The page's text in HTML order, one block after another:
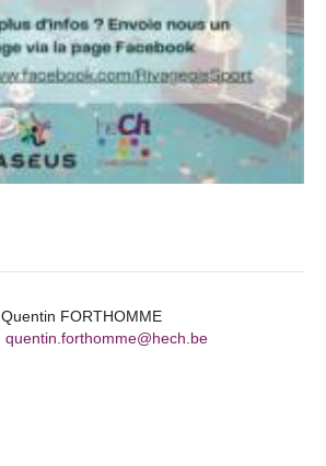
Quentin FORTHOMME
quentin.forthomme@hech.be